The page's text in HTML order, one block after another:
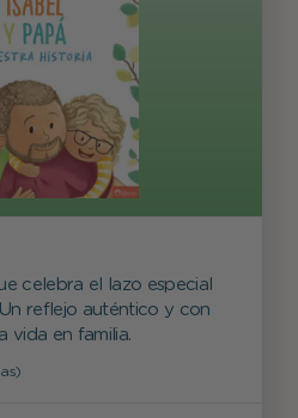
celebra el lazo especial
reflejo auténtico y con
vida en familia.